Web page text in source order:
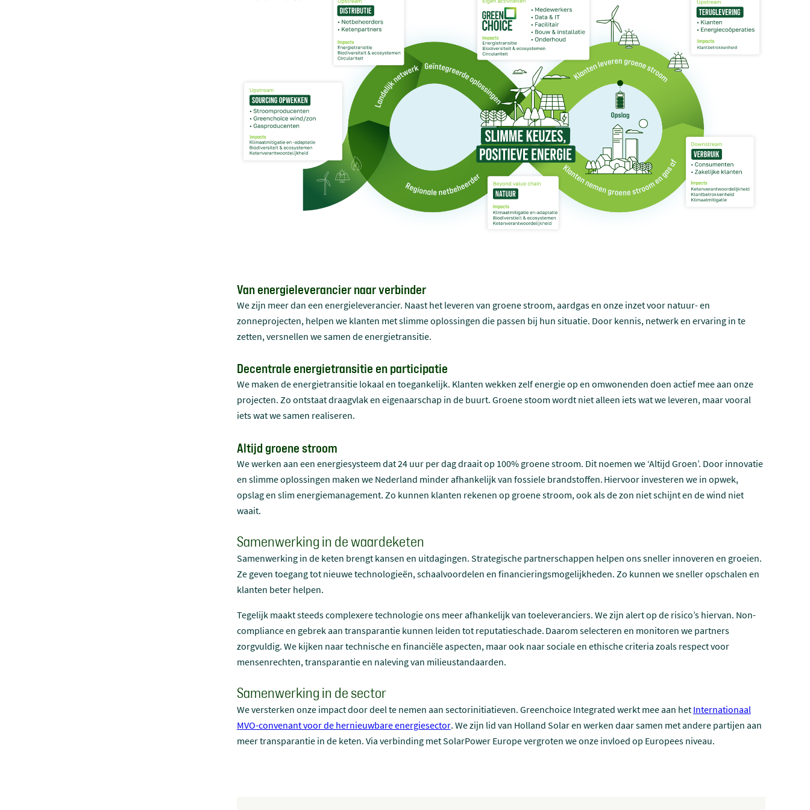
Van energieleverancier naar verbinder
We zijn meer dan een energieleverancier. Naast het leveren van groene stroom, aardgas en onze inzet voor natuur- en
zonneprojecten, helpen we klanten met slimme oplossingen die passen bij hun situatie. Door kennis, netwerk en ervaring in te
zetten, versnellen we samen de energietransitie.
Decentrale energietransitie en participatie
We maken de energietransitie lokaal en toegankelijk. Klanten wekken zelf energie op en omwonenden doen actief mee aan onze
projecten. Zo ontstaat draagvlak en eigenaarschap in de buurt. Groene stoom wordt niet alleen iets wat we leveren, maar vooral
iets wat we samen realiseren.
Altijd groene stroom
We werken aan een energiesysteem dat 24 uur per dag draait op 100% groene stroom. Dit noemen we ‘Altijd Groen’. Door innovatie
en slimme oplossingen maken we Nederland minder afhankelijk van fossiele brandstoffen. Hiervoor investeren we in opwek,
opslag en slim energiemanagement. Zo kunnen klanten rekenen op groene stroom, ook als de zon niet schijnt en de wind niet
waait.
Samenwerking in de waardeketen
Samenwerking in de keten brengt kansen en uitdagingen. Strategische partnerschappen helpen ons sneller innoveren en groeien.
Ze geven toegang tot nieuwe technologieën, schaalvoordelen en financieringsmogelijkheden. Zo kunnen we sneller opschalen en
klanten beter helpen.
Tegelijk maakt steeds complexere technologie ons meer afhankelijk van toeleveranciers. We zijn alert op de risico’s hiervan. Non-
compliance en gebrek aan transparantie kunnen leiden tot reputatieschade. Daarom selecteren en monitoren we partners
zorgvuldig. We kijken naar technische en financiële aspecten, maar ook naar sociale en ethische criteria zoals respect voor
mensenrechten, transparantie en naleving van milieustandaarden.
Samenwerking in de sector
We versterken onze impact door deel te nemen aan sectorinitiatieven. Greenchoice Integrated werkt mee aan het Internationaal
MVO-convenant voor de hernieuwbare energiesector(new window)
. We zijn lid van Holland Solar en werken daar samen met andere partijen aan
meer transparantie in de keten. Via verbinding met SolarPower Europe vergroten we onze invloed op Europees niveau.